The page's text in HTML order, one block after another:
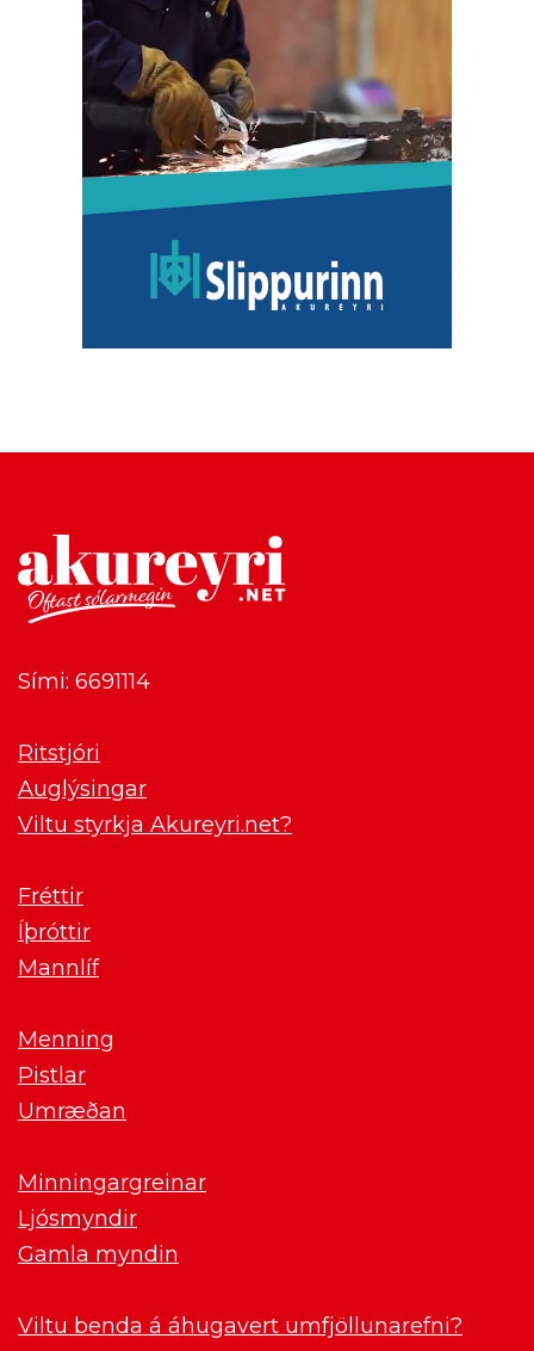
Sími: 6691114
Ritstjóri
Auglýsingar
Viltu styrkja Akureyri.net?
Fréttir
Íþróttir
Mannlíf
Menning
Pistlar
Umræðan
Minningargreinar
Ljósmyndir
Gamla myndin
Viltu benda á áhugavert umfjöllunarefni?